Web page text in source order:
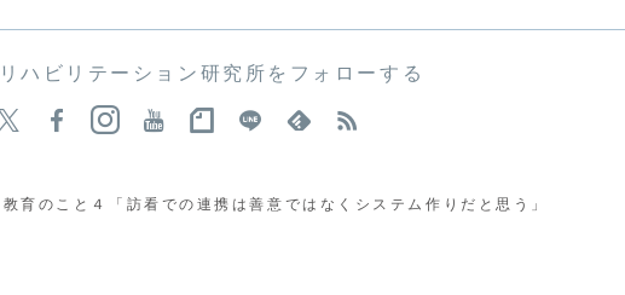
ハビリテーション研究所をフォローする
育のこと４「訪看での連携は善意ではなくシステム作りだと思う」